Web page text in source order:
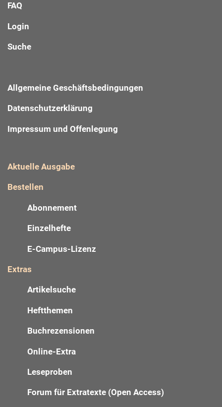
FAQ
Login
Suche
Allgemeine Geschäftsbedingungen
Datenschutzerklärung
Impressum und Offenlegung
Aktuelle Ausgabe
Bestellen
Abonnement
Einzelhefte
E-Campus-Lizenz
Extras
Artikelsuche
Heftthemen
Buchrezensionen
Online-Extra
Leseproben
Forum für Extratexte (Open Access)